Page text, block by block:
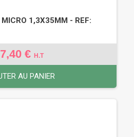
1,3X35MM - REF:
7,40 € H.T
AU PANIER